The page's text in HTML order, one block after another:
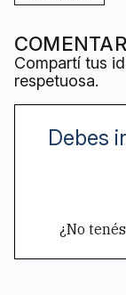
Compartí tus
respetuosa.
Debes
¿No